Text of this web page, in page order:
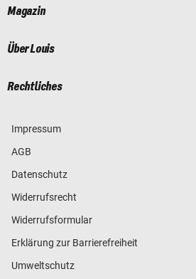
Magazin
Über Louis
Rechtliches
Impressum
AGB
Datenschutz
Widerrufsrecht
Widerrufsformular
Erklärung zur Barrierefreiheit
Umweltschutz